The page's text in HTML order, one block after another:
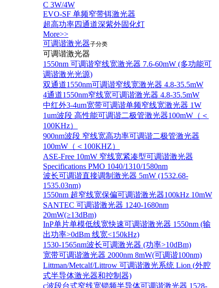
C 3W/4W
EVO-SF 单频窄带铒激光器
超高功率四通道深紫外固化灯
More>>
可调谐激光器子分类
可调谐激光器
1550nm 可调谐窄线宽激光器 7.6-60mW (多功能可
调谐激光光源)
双通道1550nm可调谐窄线宽激光器 4.8-35.5mW
4通道1550nm窄线宽可调谐激光器 4.8-35.5mW
中红外3-4um宽带可调谐单频窄线宽激光器 1W
1um波段 高性能可调谐二极管激光器100mW（＜
100KHz）
900nm波段 窄线宽高功率可调谐二极管激光器
100mW（＜100KHZ）
ASE-Free 10mW 窄线宽紧凑型可调谐激光器
Specifications PMO 1040/1310/1580nm
波长可调谐直接调制激光器 5mW (1532.68-
1535.03nm)
1550nm 超窄线宽保偏可调谐激光器100kHz 10mW
SANTEC 可调谐激光器 1240-1680nm
20mW(≥13dBm)
InP单片单模低线宽快速可调谐激光器 1550nm (输
出功率>0dBm 线宽<150kHz)
1530-1565nm波长可调激光器 (功率>10dBm)
宽带可调谐激光器 2000nm 8mW(可调谐100nm)
Littman/Metcalf/Littrow 可调谐激光系统 Lion (外腔
式半导体激光器和控制器)
c波段台式窄线宽锁频半导体可调谐激光器 1528-